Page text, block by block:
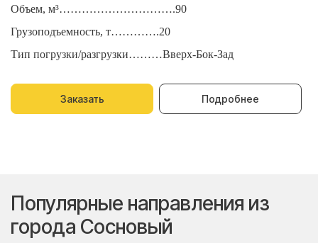
Объем, м³………………………….90
Грузоподъемность, т………….20
Тип погрузки/разгрузки………Вверх-Бок-Зад
Заказать Подробнее
Популярные направления из
города Сосновый